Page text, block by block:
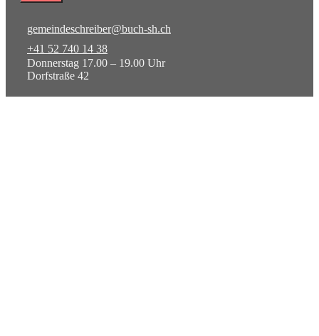
gemeindeschreiber@buch-sh.ch
+41 52 740 14 38
Donnerstag 17.00 – 19.00 Uhr
Dorfstraße 42